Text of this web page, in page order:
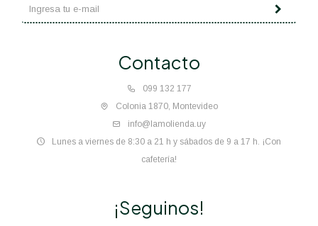
Contacto
099 132 177
Colonia 1870, Montevideo
info@lamolienda.uy
Lunes a viernes de 8:30 a 21 h y sábados de 9 a 17 h. ¡Con
cafetería!
¡Seguinos!